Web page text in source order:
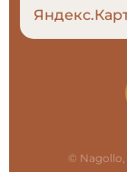
© Nagollo,